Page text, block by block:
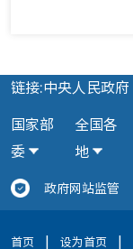
链接:中央人民政府
国家部
委
全国各
地
政府网站监管
首页 | 设为首页 |